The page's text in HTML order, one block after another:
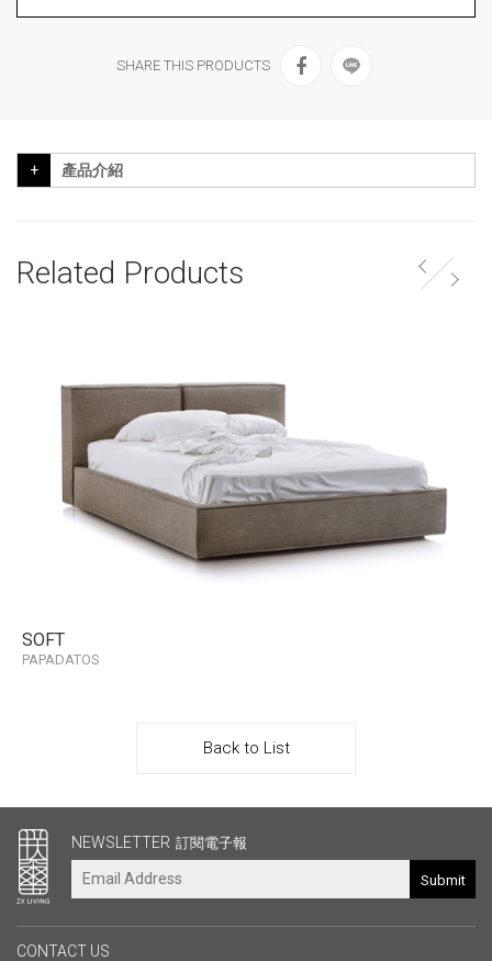
SHARE THIS PRODUCTS
產品介紹
Related Products
SOFT
PAPADATOS
Back to List
NEWSLETTER 訂閱電子報
Submit
CONTACT US